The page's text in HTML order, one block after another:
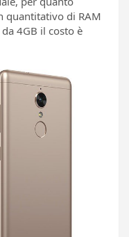
quantitativo di RAM
4GB il costo è